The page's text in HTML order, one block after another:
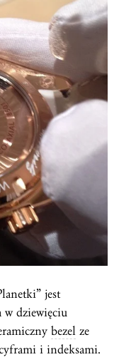
jest
w dziewięciu
bezel ze
i indeksami.